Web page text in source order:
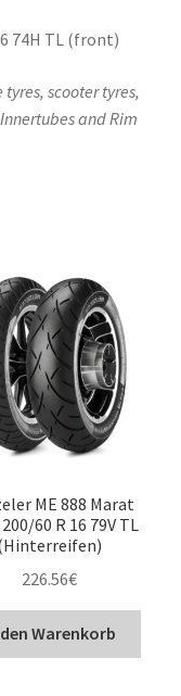
74H TL (front)
scooter tyres,
and Rim
ME 888 Marat
60 R 16 79V TL
226.56€
Warenkorb